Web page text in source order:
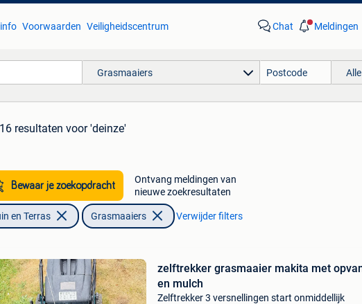
Voorwaarden Veiligheidscentrum Chat Meldingen
Grasmaaiers
16 resultaten voor 'deinze'
Bewaar je zoekopdracht
Ontvang meldingen van
nieuwe zoekresultaten
en Terras Grasmaaiers Verwijder filters
zelftrekker grasmaaier makita met
en mulch
Zelftrekker 3 versnellingen start onmiddellijk